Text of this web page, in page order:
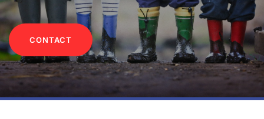
CONTACT